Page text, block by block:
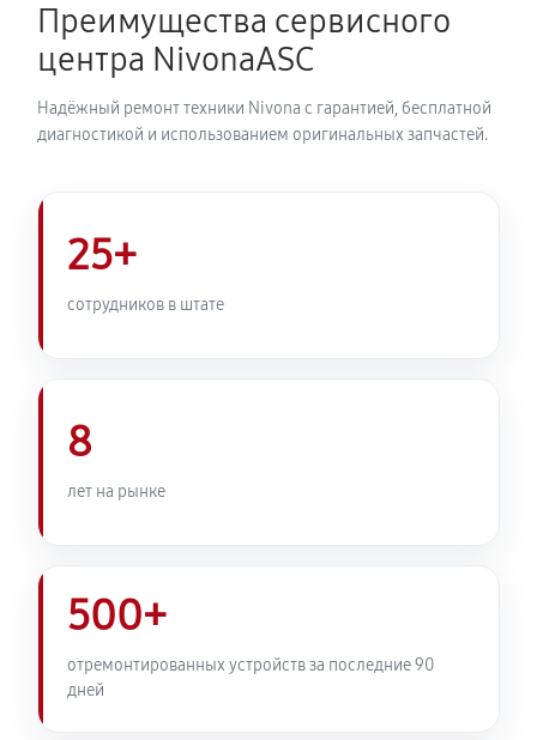
NICR 670
720 руб 40 минут
Ремонт гидросистемы кофемашины Nivona
CafeRomatica NICR 670
Ремонт кофемолки кофемашины Nivona
CafeRomatica NICR 670
740 руб
Преимущества сервисного
центра NivonaASC
Надёжный ремонт техники Nivona с гарантией, бесплатной
диагностикой и использованием оригинальных запчастей.
25+
сотрудников в штате
8
лет на рынке
500+
отремонтированных устройств за последние 90
дней